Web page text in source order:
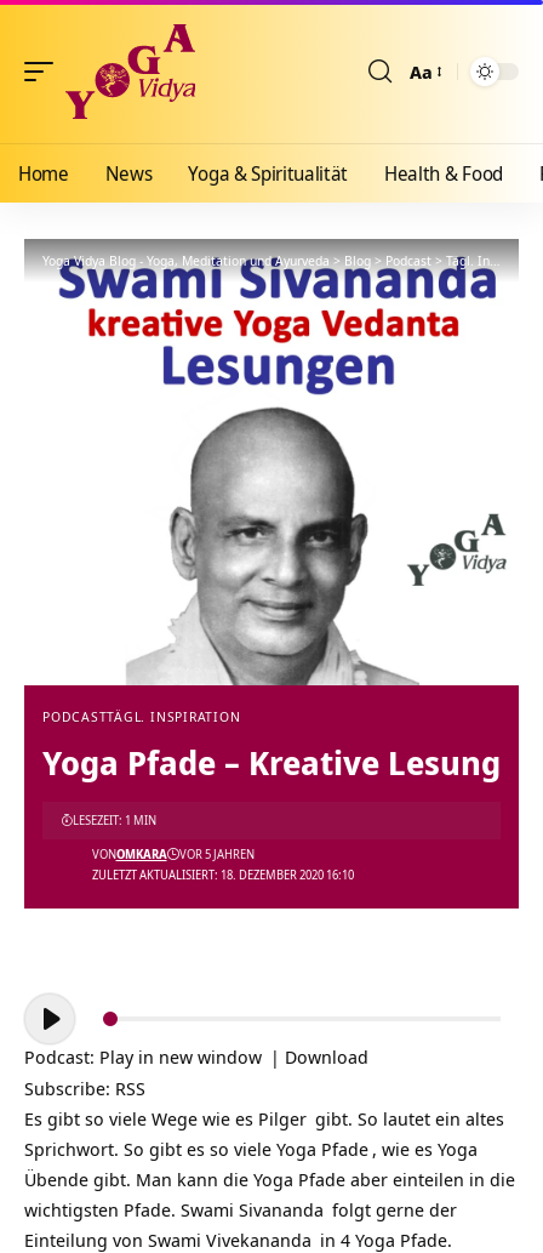
Aa
Home News Yoga & Spiritualität Health & Food
Yoga Vidya Blog - Yoga, Meditation und Ayurveda>Blog>Podcast>Tägl. Inspiration
PODCASTTÄGL. INSPIRATION
Yoga Pfade – Kreative Lesung
ZULETZT AKTUALISIERT: 18. DEZEMBER 2020 16:10
VONOMKARA VOR 5 JAHREN
LESEZEIT: 1 MIN
Audio-
Player
Podcast: Play in new window | Download
Subscribe: RSS
Es gibt so viele Wege wie es Pilger gibt. So lautet ein altes
Sprichwort. So gibt es so viele Yoga Pfade , wie es Yoga
Übende gibt. Man kann die Yoga Pfade aber einteilen in die
wichtigsten Pfade. Swami Sivananda folgt gerne der
Einteilung von Swami Vivekananda in 4 Yoga Pfade.